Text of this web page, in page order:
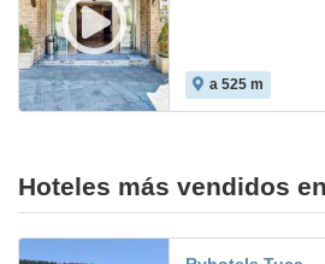
a 525 m
Hoteles más vendidos